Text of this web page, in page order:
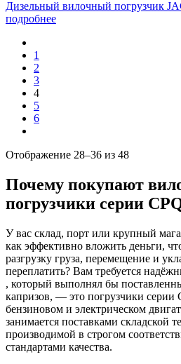
Дизельный вилочный погрузчик
подробнее
1
2
3
4
5
6
Отображение 28–36 из 48
Почему покупают
погрузчики серии
У вас склад, порт или крупный
как эффективно вложить деньги,
разгрузку груза, перемещение и
переплатить? Вам требуется
, который выполнял бы
капризов, — это погрузчики серии
бензиновом и электрическом
занимается поставками складской
производимой в строгом
стандартами качества.